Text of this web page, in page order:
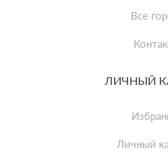
Все
ЛИЧНЫЙ
Личный